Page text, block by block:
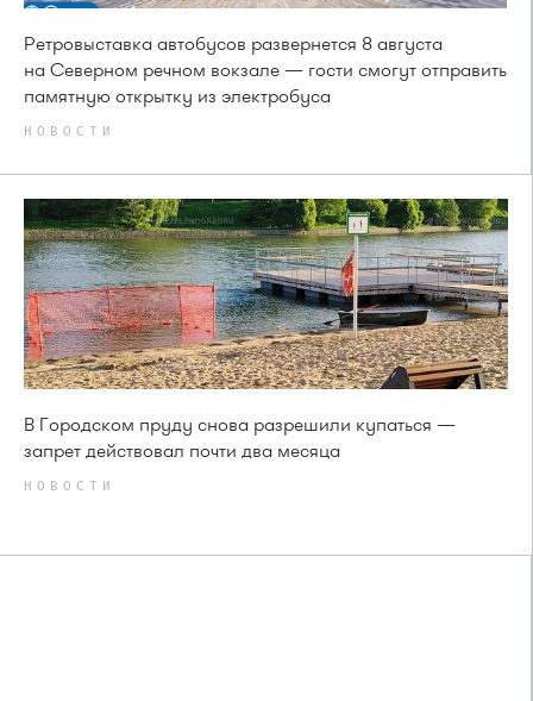
Ретровыставка автобусов развернется 8 августа
на Северном речном вокзале — гости смогут отправить
памятную открытку из электробуса
НОВОСТИ
В Городском пруду снова разрешили купаться —
запрет действовал почти два месяца
НОВОСТИ